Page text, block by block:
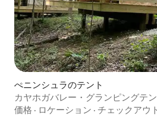
ぺニンシュラのテント
カヤホガバレー・グランピングテ
価格 · ロケーション · チェックアウト